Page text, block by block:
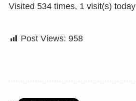
Visited 534 times, 1 visit(s) today
Post Views: 958